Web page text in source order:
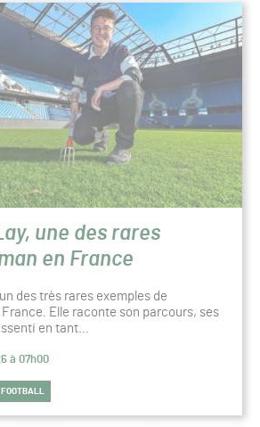
une des rares
en France
des très rares exemples de
France. Elle raconte son parcours, ses
en tant…
à 07h00
FOOTBALL